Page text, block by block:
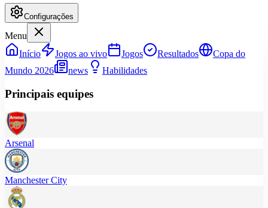
Configurações
Menu
Início
Jogos ao vivo Jogos Resultados
Copa do
Mundo 2026
news Habilidades
Principais equipes
Arsenal
Manchester City